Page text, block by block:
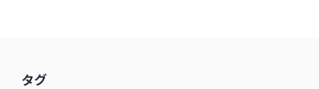
タグ